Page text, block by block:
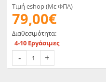
Τιμή eshop (Με ΦΠΑ)
79,00€
Διαθεσιμότητα:
4-10 Εργάσιμες